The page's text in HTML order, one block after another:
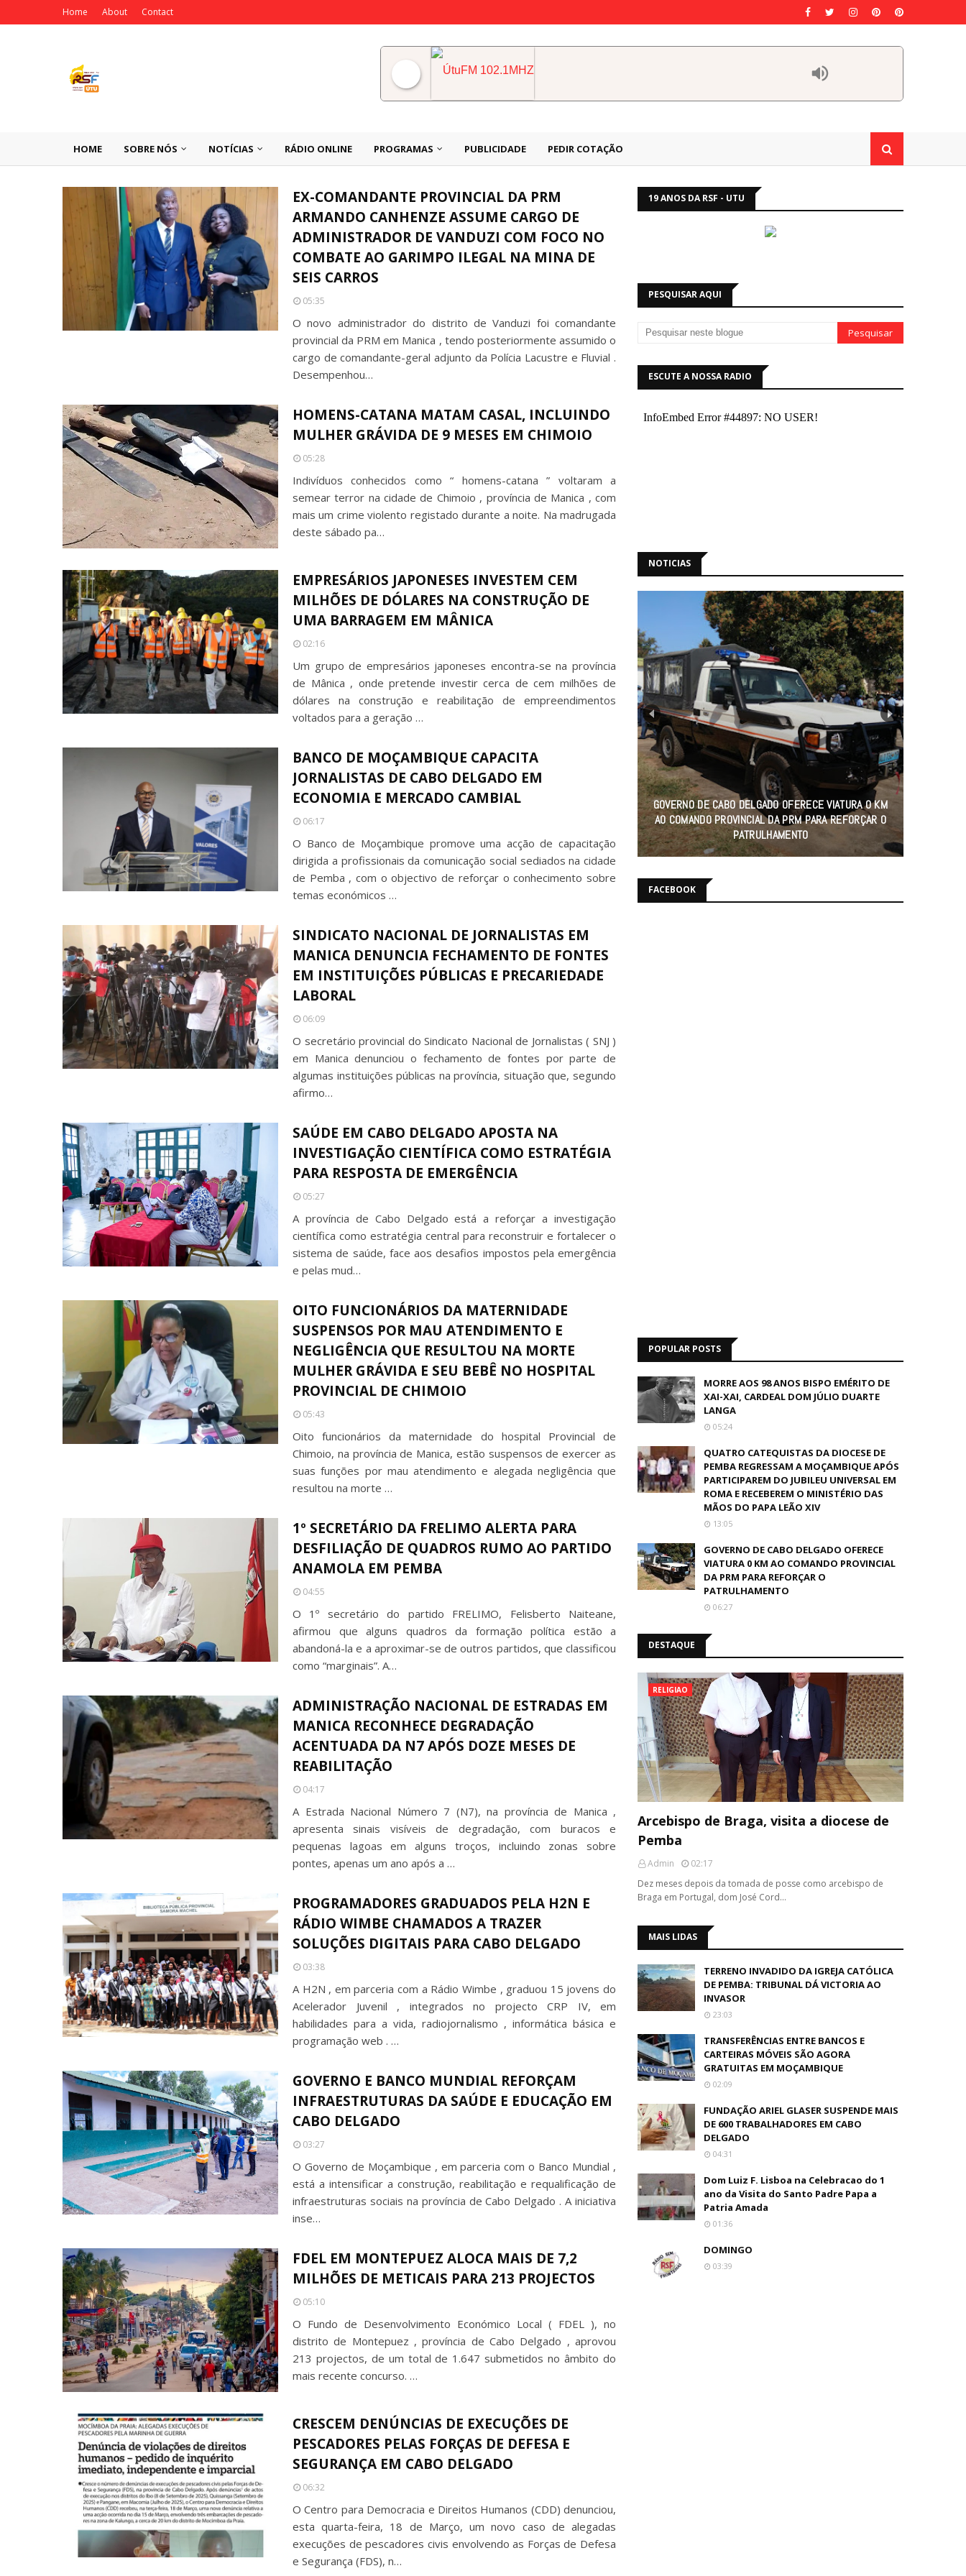
Home About Contact
HOME SOBRE NÓS NOTÍCIAS RÁDIO ONLINE PROGRAMAS PUBLICIDADE PEDIR COTAÇÃO
EX-COMANDANTE PROVINCIAL DA PRM
ARMANDO CANHENZE ASSUME CARGO DE
ADMINISTRADOR DE VANDUZI COM FOCO NO
COMBATE AO GARIMPO ILEGAL NA MINA DE
SEIS CARROS
05:35
O novo administrador do distrito de Vanduzi foi comandante
provincial da PRM em Manica , tendo posteriormente assumido o
cargo de comandante-geral adjunto da Polícia Lacustre e Fluvial .
Desempenhou…
HOMENS-CATANA MATAM CASAL, INCLUINDO
MULHER GRÁVIDA DE 9 MESES EM CHIMOIO
05:28
Indivíduos conhecidos como “ homens-catana ” voltaram a
semear terror na cidade de Chimoio , província de Manica , com
mais um crime violento registado durante a noite. Na madrugada
deste sábado pa…
EMPRESÁRIOS JAPONESES INVESTEM CEM
MILHÕES DE DÓLARES NA CONSTRUÇÃO DE
UMA BARRAGEM EM MÂNICA
02:16
Um grupo de empresários japoneses encontra-se na província
de Mânica , onde pretende investir cerca de cem milhões de
dólares na construção e reabilitação de empreendimentos
voltados para a geração …
BANCO DE MOÇAMBIQUE CAPACITA
JORNALISTAS DE CABO DELGADO EM
ECONOMIA E MERCADO CAMBIAL
06:17
O Banco de Moçambique promove uma acção de capacitação
dirigida a profissionais da comunicação social sediados na cidade
de Pemba , com o objectivo de reforçar o conhecimento sobre
temas económicos …
SINDICATO NACIONAL DE JORNALISTAS EM
MANICA DENUNCIA FECHAMENTO DE FONTES
EM INSTITUIÇÕES PÚBLICAS E PRECARIEDADE
LABORAL
06:09
O secretário provincial do Sindicato Nacional de Jornalistas ( SNJ )
em Manica denunciou o fechamento de fontes por parte de
algumas instituições públicas na província, situação que, segundo
afirmo…
SAÚDE EM CABO DELGADO APOSTA NA
INVESTIGAÇÃO CIENTÍFICA COMO ESTRATÉGIA
PARA RESPOSTA DE EMERGÊNCIA
05:27
A província de Cabo Delgado está a reforçar a investigação
científica como estratégia central para reconstruir e fortalecer o
sistema de saúde, face aos desafios impostos pela emergência
e pelas mud…
OITO FUNCIONÁRIOS DA MATERNIDADE
SUSPENSOS POR MAU ATENDIMENTO E
NEGLIGÊNCIA QUE RESULTOU NA MORTE
MULHER GRÁVIDA E SEU BEBÊ NO HOSPITAL
PROVINCIAL DE CHIMOIO
05:43
Oito funcionários da maternidade do hospital Provincial de
Chimoio, na província de Manica, estão suspensos de exercer as
suas funções por mau atendimento e alegada negligência que
resultou na morte …
1º SECRETÁRIO DA FRELIMO ALERTA PARA
DESFILIAÇÃO DE QUADROS RUMO AO PARTIDO
ANAMOLA EM PEMBA
04:55
O 1º secretário do partido FRELIMO, Felisberto Naiteane,
afirmou que alguns quadros da formação política estão a
abandoná-la e a aproximar-se de outros partidos, que classificou
como “marginais”. A…
ADMINISTRAÇÃO NACIONAL DE ESTRADAS EM
MANICA RECONHECE DEGRADAÇÃO
ACENTUADA DA N7 APÓS DOZE MESES DE
REABILITAÇÃO
04:17
A Estrada Nacional Número 7 (N7), na província de Manica ,
apresenta sinais visíveis de degradação, com buracos e
pequenas lagoas em alguns troços, incluindo zonas sobre
pontes, apenas um ano após a …
PROGRAMADORES GRADUADOS PELA H2N E
RÁDIO WIMBE CHAMADOS A TRAZER
SOLUÇÕES DIGITAIS PARA CABO DELGADO
03:38
A H2N , em parceria com a Rádio Wimbe , graduou 15 jovens do
Acelerador Juvenil , integrados no projecto CRP IV, em
habilidades para a vida, radiojornalismo , informática básica e
programação web . …
GOVERNO E BANCO MUNDIAL REFORÇAM
INFRAESTRUTURAS DA SAÚDE E EDUCAÇÃO EM
CABO DELGADO
03:27
O Governo de Moçambique , em parceria com o Banco Mundial ,
está a intensificar a construção, reabilitação e requalificação de
infraestruturas sociais na província de Cabo Delgado . A iniciativa
inse…
FDEL EM MONTEPUEZ ALOCA MAIS DE 7,2
MILHÕES DE METICAIS PARA 213 PROJECTOS
05:10
O Fundo de Desenvolvimento Económico Local ( FDEL ), no
distrito de Montepuez , província de Cabo Delgado , aprovou
213 projectos, de um total de 1.647 submetidos no âmbito do
mais recente concurso. …
CRESCEM DENÚNCIAS DE EXECUÇÕES DE
PESCADORES PELAS FORÇAS DE DEFESA E
SEGURANÇA EM CABO DELGADO
06:32
O Centro para Democracia e Direitos Humanos (CDD) denunciou,
esta quarta-feira, 18 de Março, um novo caso de alegadas
execuções de pescadores civis envolvendo as Forças de Defesa
e Segurança (FDS), n…
19 ANOS DA RSF - UTU
PESQUISAR AQUI
ESCUTE A NOSSA RADIO
NOTICIAS
GOVERNO DE CABO DELGADO OFERECE VIATURA 0 KM
AO COMANDO PROVINCIAL DA PRM PARA REFORÇAR O
PATRULHAMENTO
FACEBOOK
POPULAR POSTS
MORRE AOS 98 ANOS BISPO EMÉRITO DE
XAI-XAI, CARDEAL DOM JÚLIO DUARTE
LANGA
05:24
QUATRO CATEQUISTAS DA DIOCESE DE
PEMBA REGRESSAM A MOÇAMBIQUE APÓS
PARTICIPAREM DO JUBILEU UNIVERSAL EM
ROMA E RECEBEREM O MINISTÉRIO DAS
MÃOS DO PAPA LEÃO XIV
13:05
GOVERNO DE CABO DELGADO OFERECE
VIATURA 0 KM AO COMANDO PROVINCIAL
DA PRM PARA REFORÇAR O
PATRULHAMENTO
06:27
DESTAQUE
RELIGIAO
Arcebispo de Braga, visita a diocese de
Pemba
Admin
02:17
Dez meses depois da tomada de posse como arcebispo de
Braga em Portugal, dom José Cord…
MAIS LIDAS
TERRENO INVADIDO DA IGREJA CATÓLICA
DE PEMBA: TRIBUNAL DÁ VICTORIA AO
INVASOR
23:03
TRANSFERÊNCIAS ENTRE BANCOS E
CARTEIRAS MÓVEIS SÃO AGORA
GRATUITAS EM MOÇAMBIQUE
02:09
FUNDAÇÃO ARIEL GLASER SUSPENDE MAIS
DE 600 TRABALHADORES EM CABO
DELGADO
04:31
Dom Luiz F. Lisboa na Celebracao do 1
ano da Visita do Santo Padre Papa a
Patria Amada
01:36
DOMINGO
03:39